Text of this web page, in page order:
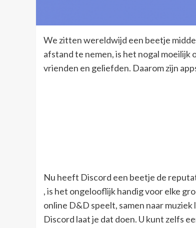
We zitten wereldwijd een beetje
afstand te nemen, is het nogal moeilijk
vrienden en geliefden. Daarom zijn
Nu heeft Discord een beetje de
, is het ongelooflijk handig voor elke
online D&D speelt, samen naar
Discord laat je dat doen. U kunt zelfs